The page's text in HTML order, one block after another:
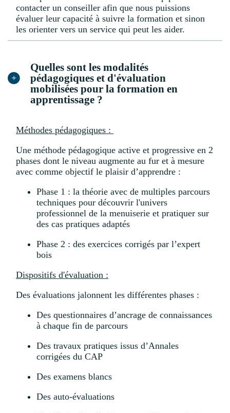
contacter un conseiller afin que nous puissions
évaluer leur capacité à suivre la formation et sinon
les orienter vers un service qui peut les aider.
Quelles sont les modalités
pédagogiques et d'évaluation
mobilisées pour la formation en
apprentissage ?
Méthodes pédagogiques :
Une méthode pédagogique active et progressive en 2
phases dont le niveau augmente au fur et à mesure
avec comme objectif le plaisir d’apprendre :
Phase 1 : la théorie avec de multiples parcours
techniques pour découvrir l'univers
professionnel de la menuiserie et pratiquer sur
des cas pratiques adaptés
Phase 2 : des exercices corrigés par l’expert
bois
Dispositifs d'évaluation :
Des évaluations jalonnent les différentes phases :
Des questionnaires d’ancrage de connaissances
à chaque fin de parcours
Des travaux pratiques issus d’Annales
corrigées du CAP
Des examens blancs
Des auto-évaluations